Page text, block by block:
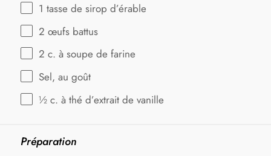
1 tasse de sirop d’érable
2 œufs battus
2 c. à soupe de farine
Sel, au goût
½ c. à thé d’extrait de vanille
Préparation